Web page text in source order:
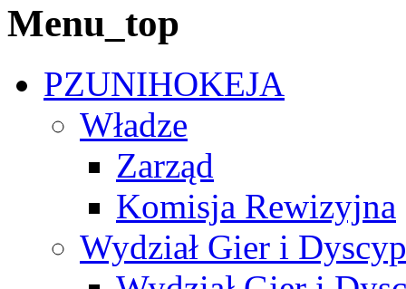
Menu_top
PZUNIHOKEJA
Władze
Zarząd
Komisja Rewizyjna
Wydział Gier i